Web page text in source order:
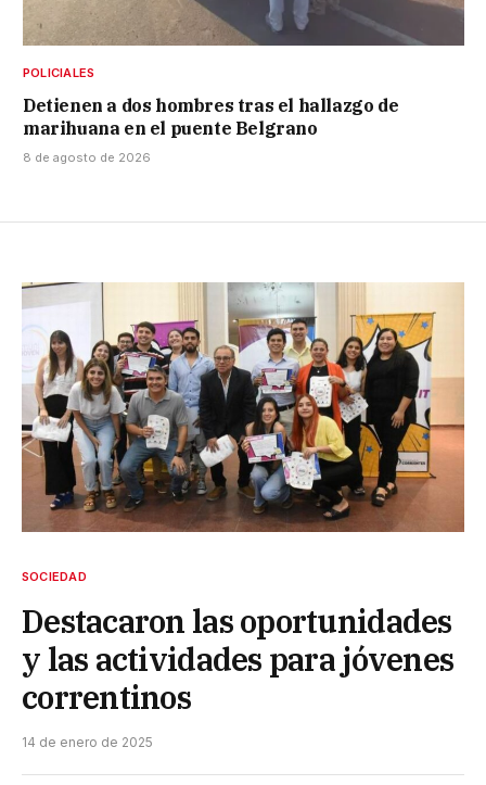
POLICIALES
Detienen a dos hombres tras el hallazgo de
marihuana en el puente Belgrano
8 de agosto de 2026
SOCIEDAD
Destacaron las oportunidades
y las actividades para jóvenes
correntinos
14 de enero de 2025